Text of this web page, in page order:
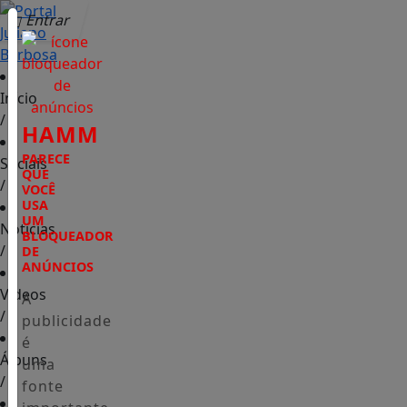
Entrar
Início
/
Sociais
/
Notícias
/
Vídeos
/
Álbuns
/
HAMM
PARECE
QUE
VOCÊ
USA
UM
BLOQUEADOR
DE
ANÚNCIOS
A
publicidade
é
uma
fonte